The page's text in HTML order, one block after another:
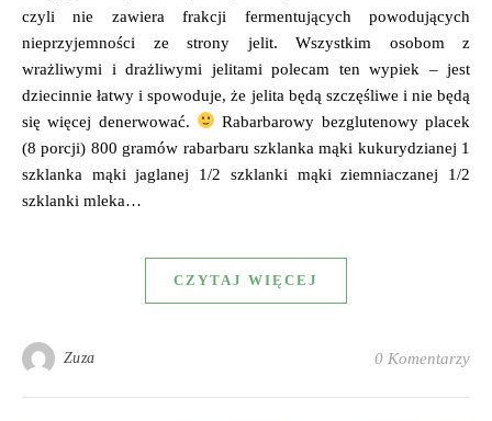
czyli nie zawiera frakcji fermentujących powodujących
nieprzyjemności ze strony jelit. Wszystkim osobom z
wrażliwymi i drażliwymi jelitami polecam ten wypiek – jest
dziecinnie łatwy i spowoduje, że jelita będą szczęśliwe i nie będą
się więcej denerwować.
Rabarbarowy bezglutenowy placek
(8 porcji) 800 gramów rabarbaru szklanka mąki kukurydzianej 1
szklanka mąki jaglanej 1/2 szklanki mąki ziemniaczanej 1/2
szklanki mleka…
CZYTAJ WIĘCEJ
Zuza 0 Komentarzy